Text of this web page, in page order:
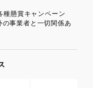
種懸賞キャンペーン
事業者と一切関係あ